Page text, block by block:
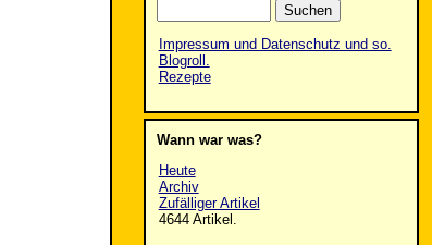
Impressum und Datenschutz und so.
Blogroll.
Rezepte
Wann war was?
Heute
Archiv
Zufälliger Artikel
4644 Artikel.